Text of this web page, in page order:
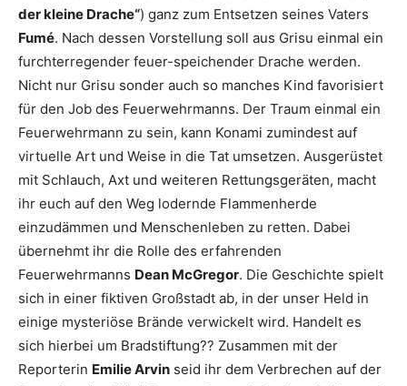
der kleine Drache“) ganz zum Entsetzen seines Vaters
Fumé. Nach dessen Vorstellung soll aus Grisu einmal ein
furchterregender feuer-speichender Drache werden.
Nicht nur Grisu sonder auch so manches Kind favorisiert
für den Job des Feuerwehrmanns. Der Traum einmal ein
Feuerwehrmann zu sein, kann Konami zumindest auf
virtuelle Art und Weise in die Tat umsetzen. Ausgerüstet
mit Schlauch, Axt und weiteren Rettungsgeräten, macht
ihr euch auf den Weg lodernde Flammenherde
einzudämmen und Menschenleben zu retten. Dabei
übernehmt ihr die Rolle des erfahrenden
Feuerwehrmanns Dean McGregor. Die Geschichte spielt
sich in einer fiktiven Großstadt ab, in der unser Held in
einige mysteriöse Brände verwickelt wird. Handelt es
sich hierbei um Bradstiftung?? Zusammen mit der
Reporterin Emilie Arvin seid ihr dem Verbrechen auf der